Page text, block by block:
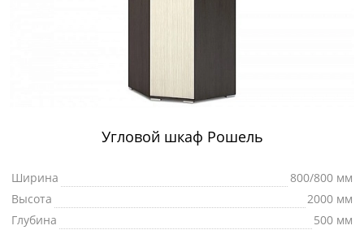
Угловой шкаф Рошель
Ширина
800/800 мм
Высота
2000 мм
Глубина
500 мм